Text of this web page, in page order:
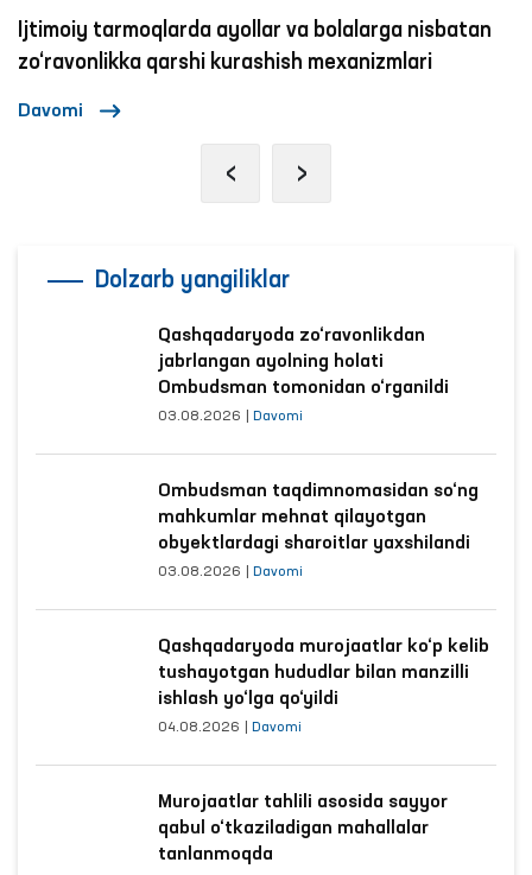
Ijtimoiy tarmoqlarda ayollar va bolalarga nisbatan
zo‘ravonlikka qarshi kurashish mexanizmlari
Davomi
‹ ›
Dolzarb yangiliklar
Qashqadaryoda zo‘ravonlikdan
jabrlangan ayolning holati
Ombudsman tomonidan o‘rganildi
03.08.2026 Davomi
Ombudsman taqdimnomasidan so‘ng
mahkumlar mehnat qilayotgan
obyektlardagi sharoitlar yaxshilandi
03.08.2026 Davomi
Qashqadaryoda murojaatlar ko‘p kelib
tushayotgan hududlar bilan manzilli
ishlash yo‘lga qo‘yildi
04.08.2026 Davomi
Murojaatlar tahlili asosida sayyor
qabul o‘tkaziladigan mahallalar
tanlanmoqda